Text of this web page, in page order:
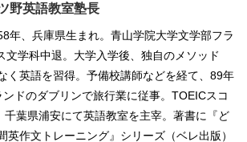
野英語教室塾長
年、兵庫県生まれ。青山学院大学文学部フラ
文学科中退。大学入学後、独自のメソッド
く英語を習得。予備校講師などを経て、89年
ドのダブリンで旅行業に従事。TOEICスコ
千葉県浦安にて英語教室を主宰。著書に『ど
英作文トレーニング』シリーズ（ベレ出版）